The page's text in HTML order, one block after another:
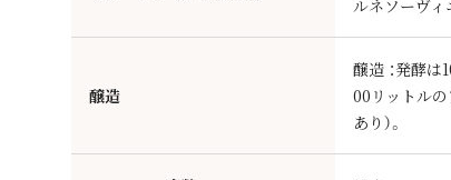
ルネソーヴィ
醸造
醸造 ：発酵
00リットルの
あり）。